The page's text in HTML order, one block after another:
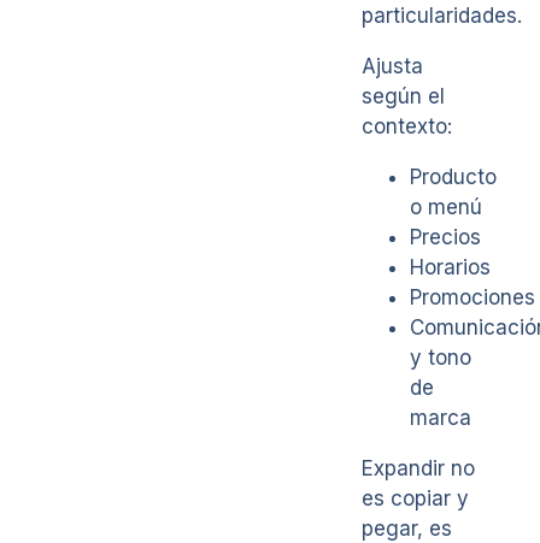
particularidades.
Ajusta
según el
contexto:
Producto
o menú
Precios
Horarios
Promociones
y tono
de
marca
Expandir no
es copiar y
pegar, es